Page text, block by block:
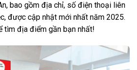
bao gồm địa chỉ, số điện thoại liên
được cập nhật mới nhất năm 2025.
tìm địa điểm gần bạn nhất!